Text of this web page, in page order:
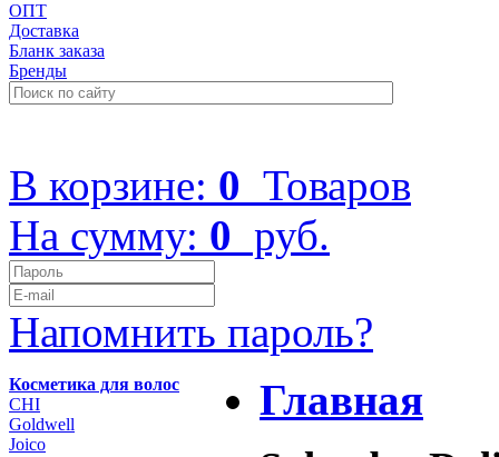
ОПТ
Доставка
Бланк заказа
Бренды
В корзине: 0 Товаров
На сумму: 0 руб.
Напомнить пароль?
Косметика для волос
CHI
Goldwell
Joico
Главная